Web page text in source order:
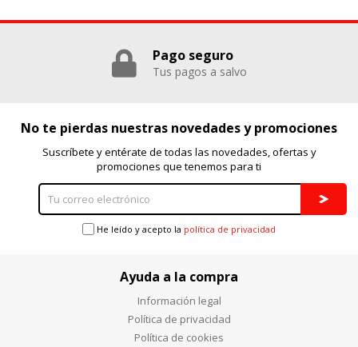
Pago seguro
Tus pagos a salvo
No te pierdas nuestras novedades y promociones
Suscríbete y entérate de todas las novedades, ofertas y
promociones que tenemos para ti
He leído y acepto la política de privacidad
Ayuda a la compra
Información legal
Política de privacidad
Política de cookies
"Configuración de cookies" al pie de la página. También puedes
política de cookies